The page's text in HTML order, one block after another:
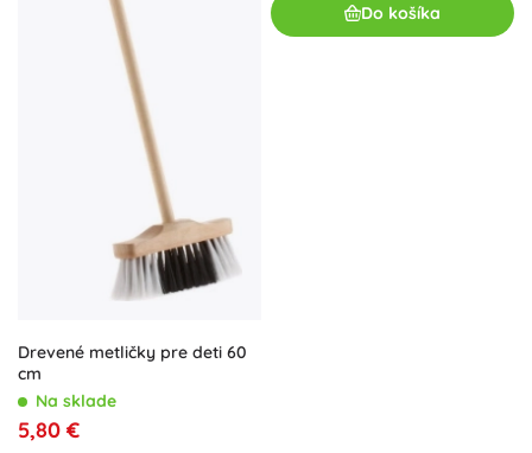
Drevené metličky pre deti 60
cm
Na sklade
5,80 €
Do košíka